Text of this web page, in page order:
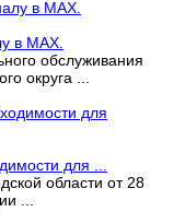
в МАХ.
обслуживания
округа ...
для ...
области от 28
...